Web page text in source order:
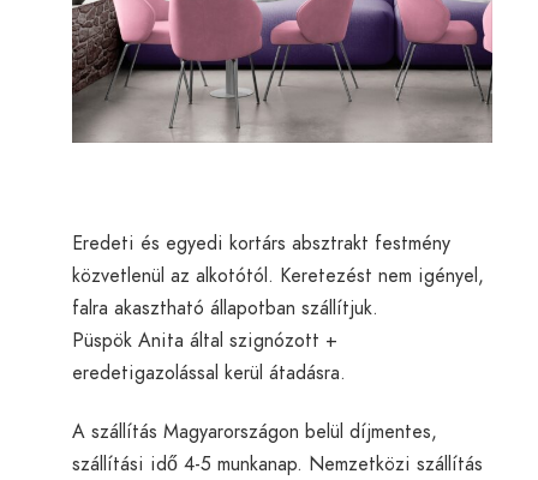
Eredeti és egyedi kortárs absztrakt festmény
közvetlenül az alkotótól. Keretezést nem igényel,
falra akasztható állapotban szállítjuk.
Püspök Anita által szignózott +
eredetigazolással kerül átadásra.
A szállítás Magyarországon belül díjmentes,
szállítási idő 4-5 munkanap. Nemzetközi szállítás